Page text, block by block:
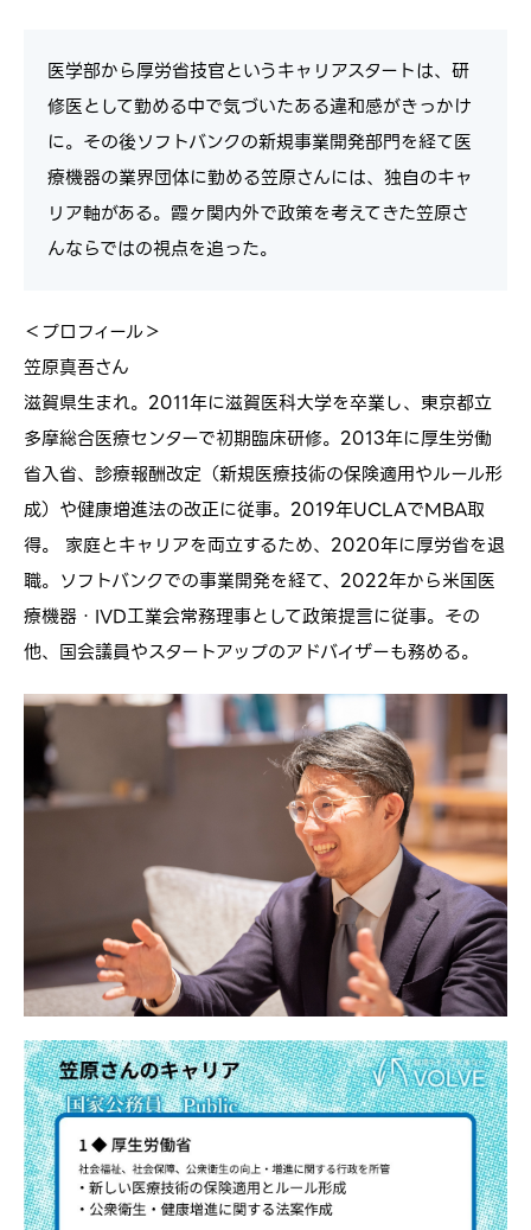
医学部から厚労省技官というキャリアスタートは、研
修医として勤める中で気づいたある違和感がきっかけ
に。その後ソフトバンクの新規事業開発部門を経て医
療機器の業界団体に勤める笠原さんには、独自のキャ
リア軸がある。霞ヶ関内外で政策を考えてきた笠原さ
んならではの視点を追った。
＜プロフィール＞
笠原真吾さん
滋賀県生まれ。2011年に滋賀医科大学を卒業し、東京都立
多摩総合医療センターで初期臨床研修。2013年に厚生労働
省入省、診療報酬改定（新規医療技術の保険適用やルール形
成）や健康増進法の改正に従事。2019年UCLAでMBA取
得。 家庭とキャリアを両立するため、2020年に厚労省を退
職。ソフトバンクでの事業開発を経て、2022年から米国医
療機器・IVD工業会常務理事として政策提言に従事。その
他、国会議員やスタートアップのアドバイザーも務める。